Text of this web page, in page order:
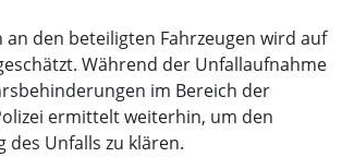
an den beteiligten Fahrzeugen wird auf
Während der Unfallaufnahme
im Bereich der
ermittelt weiterhin, um den
des Unfalls zu klären.